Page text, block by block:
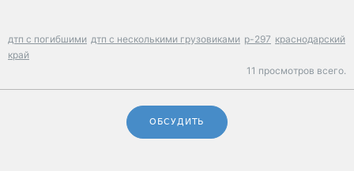
дтп с погибшими дтп с несколькими грузовиками р-297 краснодарский
край
11 просмотров всего.
ОБСУДИТЬ